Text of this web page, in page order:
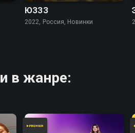
ЮЗЗЗ
2022, Россия, Новинки
в жанре: